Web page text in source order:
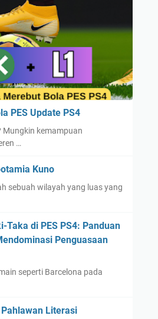
PES Update PS4
Mungkin kemampuan
…
Kuno
sebuah wilayah yang luas yang
Taka di PES PS4: Panduan
Penguasaan
seperti Barcelona pada
Literasi